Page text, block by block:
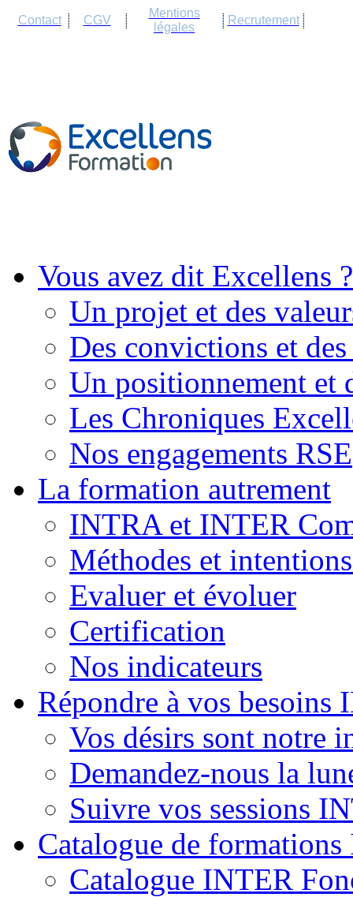
Contact CGV
Mentions
légales
Recrutement
Vous avez dit Excellens ?
Un projet et des
Des convictions et des
Un positionnement et
Les Chroniques
Nos engagements RSE
La formation autrement
INTRA et INTER
Méthodes et
Evaluer et évoluer
Certification
Nos indicateurs
Répondre à vos besoins
Vos désirs sont notre
Demandez-nous la
Suivre vos sessions
Catalogue de
Catalogue INTER